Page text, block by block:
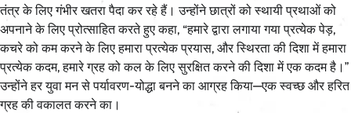
तंत्र के लिए गंभीर खतरा पैदा कर रहे हैं। उन्होंने छात्रों को स्थायी प्रथाओं को
अपनाने के लिए प्रोत्साहित करते हुए कहा, “हमारे द्वारा लगाया गया प्रत्येक पेड़,
कचरे को कम करने के लिए हमारा प्रत्येक प्रयास, और स्थिरता की दिशा में हमारा
प्रत्येक कदम, हमारे ग्रह को कल के लिए सुरक्षित करने की दिशा में एक कदम है।”
उन्होंने हर युवा मन से पर्यावरण-योद्धा बनने का आग्रह किया—एक स्वच्छ और हरित
ग्रह की वकालत करने का।